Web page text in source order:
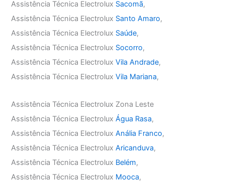
Assistência Técnica Electrolux Sacomã,
Assistência Técnica Electrolux Santo Amaro,
Assistência Técnica Electrolux Saúde,
Assistência Técnica Electrolux Socorro,
Assistência Técnica ElectroluxVila Andrade,
Assistência Técnica ElectroluxVila Mariana,
Assistência Técnica Electrolux Zona Leste
Assistência Técnica ElectroluxÁgua Rasa,
Assistência Técnica ElectroluxAnália Franco,
Assistência Técnica ElectroluxAricanduva,
Assistência Técnica Electrolux Belém,
Assistência Técnica Electrolux Mooca,